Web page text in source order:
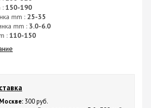
: 150-190
mm : 25-35
mm : 3.0-6.0
: 110-150
300 руб.